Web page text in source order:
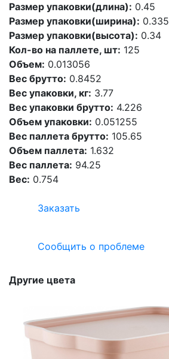
Размер упаковки(длина): 0.45
Размер упаковки(ширина): 0.335
Размер упаковки(высота): 0.34
Кол-во на паллете, шт: 125
Объем: 0.013056
Вес брутто: 0.8452
Вес упаковки, кг: 3.77
Вес упаковки брутто: 4.226
Объем упаковки: 0.051255
Вес паллета брутто: 105.65
Объем паллета: 1.632
Вес паллета: 94.25
Вес: 0.754
Заказать
Сообщить о проблеме
Другие цвета